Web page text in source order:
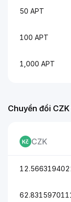
50 APT
100 APT
1,000 APT
Chuyển đổi
CZK